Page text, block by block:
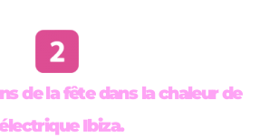
de la fête dans la chaleur de
Ibiza.